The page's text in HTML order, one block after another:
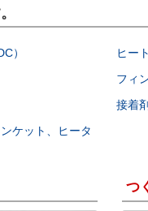
） ヒー
フィ
接着
ケット、ヒータ
つ